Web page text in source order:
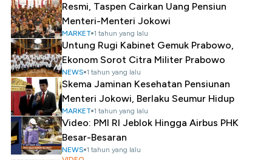
Resmi, Taspen Cairkan Uang Pensiun
Menteri-Menteri Jokowi
MARKET 1 tahun yang lalu
Untung Rugi Kabinet Gemuk Prabowo,
Ekonom Sorot Citra Militer Prabowo
NEWS 1 tahun yang lalu
Skema Jaminan Kesehatan Pensiunan
Menteri Jokowi, Berlaku Seumur Hidup
MARKET 1 tahun yang lalu
Video: PMI RI Jeblok Hingga Airbus PHK
Besar-Besaran
NEWS 1 tahun yang lalu